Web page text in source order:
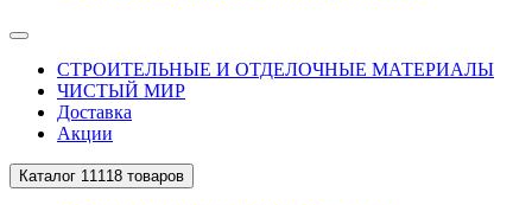
СТРОИТЕЛЬНЫЕ И ОТДЕЛОЧНЫЕ МАТЕРИАЛЫ
ЧИСТЫЙ МИР
Доставка
Акции
Каталог 11118 товаров